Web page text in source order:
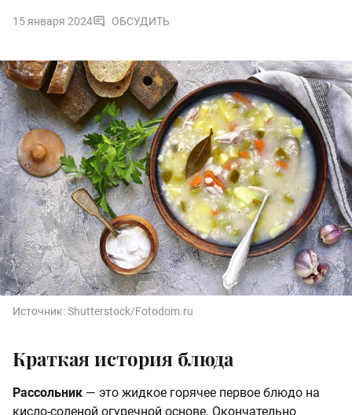
15 января 2024 ОБСУДИТЬ
Источник:Shutterstock/Fotodom.ru
Краткая история блюда
Рассольник — это жидкое горячее первое блюдо на
кисло-соленой огуречной основе. Окончательно